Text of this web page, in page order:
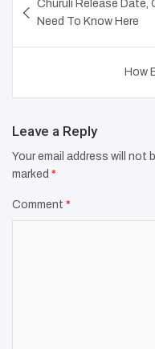
navigation
Churuli Release Date,
Need To Know Here
How
Leave a Reply
Your email address will not
marked *
Comment *